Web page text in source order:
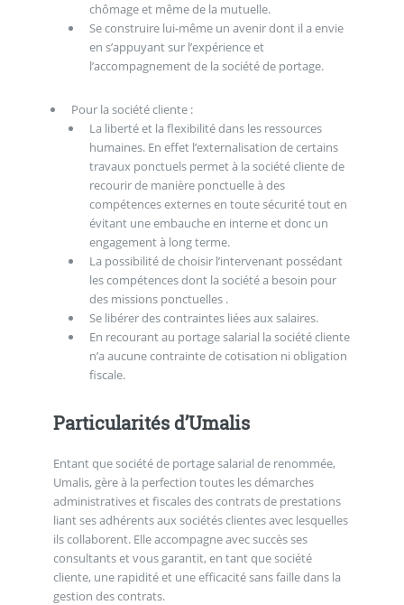
chômage et même de la mutuelle.
Se construire lui-même un avenir dont il a envie
en s’appuyant sur l’expérience et
l’accompagnement de la société de portage.
Pour la société cliente :
La liberté et la flexibilité dans les ressources
humaines. En effet l’externalisation de certains
travaux ponctuels permet à la société cliente de
recourir de manière ponctuelle à des
compétences externes en toute sécurité tout en
évitant une embauche en interne et donc un
engagement à long terme.
La possibilité de choisir l’intervenant possédant
les compétences dont la société a besoin pour
des missions ponctuelles .
Se libérer des contraintes liées aux salaires.
En recourant au portage salarial la société cliente
n’a aucune contrainte de cotisation ni obligation
fiscale.
Particularités d’Umalis
Entant que société de portage salarial de renommée,
Umalis, gère à la perfection toutes les démarches
administratives et fiscales des contrats de prestations
liant ses adhérents aux sociétés clientes avec lesquelles
ils collaborent. Elle accompagne avec succès ses
consultants et vous garantit, en tant que société
cliente, une rapidité et une efficacité sans faille dans la
gestion des contrats.